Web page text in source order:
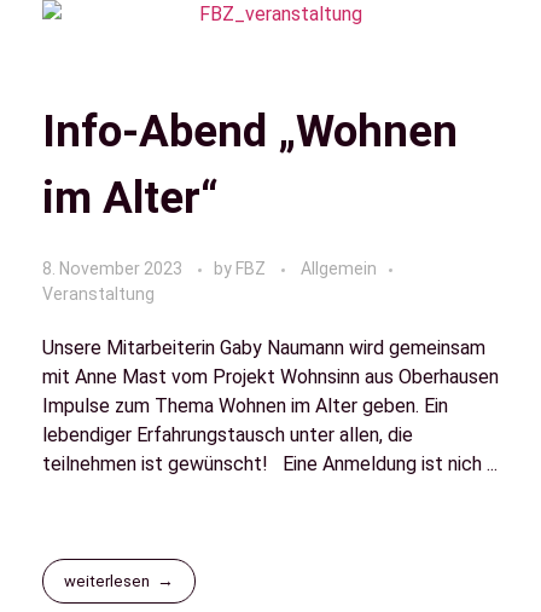
Info-Abend „Wohnen
im Alter“
8. November 2023 by FBZ
Allgemein
Veranstaltung
Unsere Mitarbeiterin Gaby Naumann wird gemeinsam
mit Anne Mast vom Projekt Wohnsinn aus Oberhausen
Impulse zum Thema Wohnen im Alter geben. Ein
lebendiger Erfahrungstausch unter allen, die
teilnehmen ist gewünscht! Eine Anmeldung ist nich ...
weiterlesen